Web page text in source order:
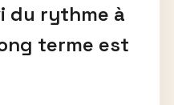
du rythme à
terme est